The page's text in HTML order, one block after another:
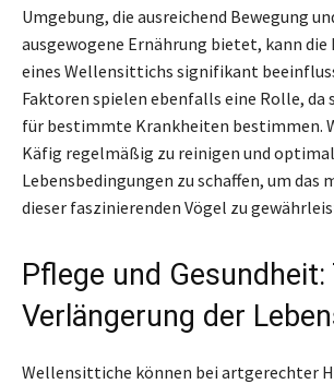
Umgebung, die ausreichend Bewegung
ausgewogene Ernährung bietet, kann
eines Wellensittichs signifikant
Faktoren spielen ebenfalls eine Rolle, da
für bestimmte Krankheiten bestimmen.
Käfig regelmäßig zu reinigen und
Lebensbedingungen zu schaffen, um das
dieser faszinierenden Vögel zu
Pflege und
Verlängerung der
Wellensittiche können bei artgerechter